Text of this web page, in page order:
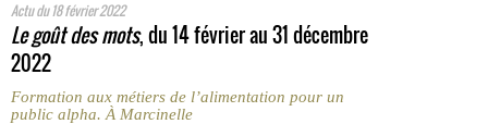
Actu du18 février 2022
Le goût des mots, du 14 février au 31 décembre
2022
Formation aux métiers de l’alimentation pour un
public alpha. À Marcinelle